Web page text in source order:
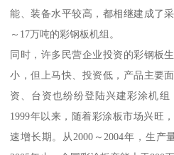
能、装备水平较高，都相继建成了
～17万吨的彩钢板机组。
同时，许多民营企业投资的彩钢板
小，但上马快、投资低，产品主要
资、台资也纷纷登陆兴建彩涂机组
1999年以来，随着彩涂板市场兴旺
速增长期。从2000～2004年，生产